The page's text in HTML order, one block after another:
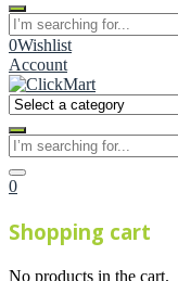
0Wishlist
Account
0
Shopping cart
No products in the cart.